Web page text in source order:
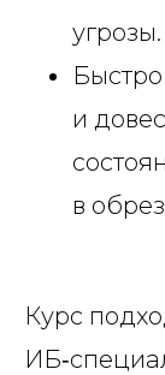
угрозы.
и
в
Курс